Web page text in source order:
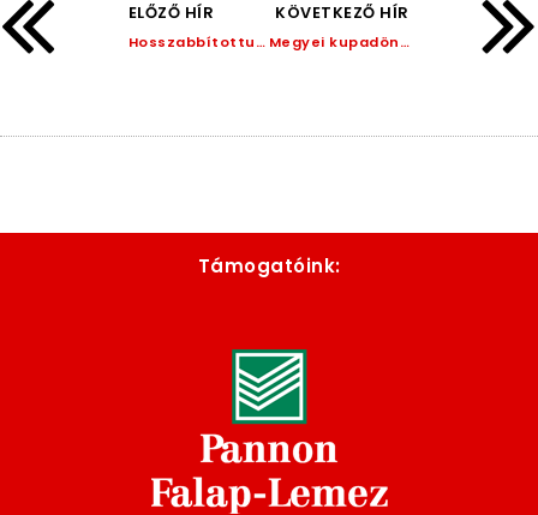
ELŐZŐ HÍR
Hosszabbítottunk fiatal középpályásunkkal!
KÖVETKEZŐ HÍR
Megyei kupadöntőt játszik női csapatunk!
Támogatóink: